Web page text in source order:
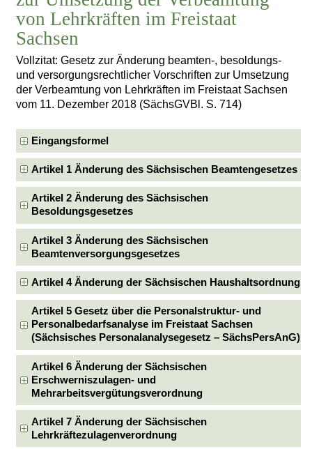
von Lehrkräften im Freistaat
Sachsen
Vollzitat: Gesetz zur Änderung beamten-, besoldungs-
und versorgungsrechtlicher Vorschriften zur Umsetzung
der Verbeamtung von Lehrkräften im Freistaat Sachsen
vom 11. Dezember 2018 (SächsGVBl. S. 714)
Eingangsformel
Artikel 1 Änderung des Sächsischen Beamtengesetzes
Artikel 2 Änderung des Sächsischen
Besoldungsgesetzes
Artikel 3 Änderung des Sächsischen
Beamtenversorgungsgesetzes
Artikel 4 Änderung der Sächsischen Haushaltsordnung
Artikel 5 Gesetz über die Personalstruktur- und
Personalbedarfsanalyse im Freistaat Sachsen
(Sächsisches Personalanalysegesetz – SächsPersAnG)
Artikel 6 Änderung der Sächsischen
Erschwerniszulagen- und
Mehrarbeitsvergütungsverordnung
Artikel 7 Änderung der Sächsischen
Lehrkräftezulagenverordnung